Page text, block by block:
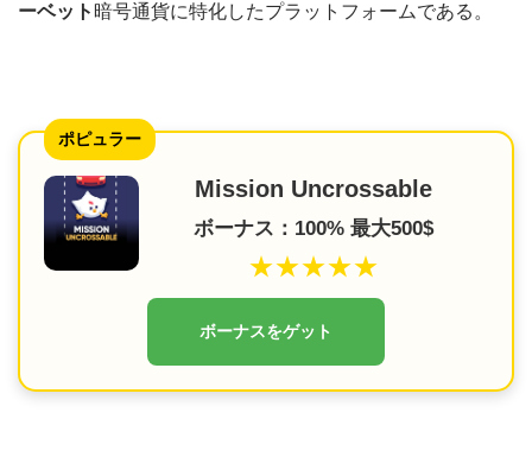
ーベット 暗号通貨に特化したプラットフォームである。
ポピュラー
Mission Uncrossable
ボーナス：100% 最大500$
★★★★★
ボーナスをゲット